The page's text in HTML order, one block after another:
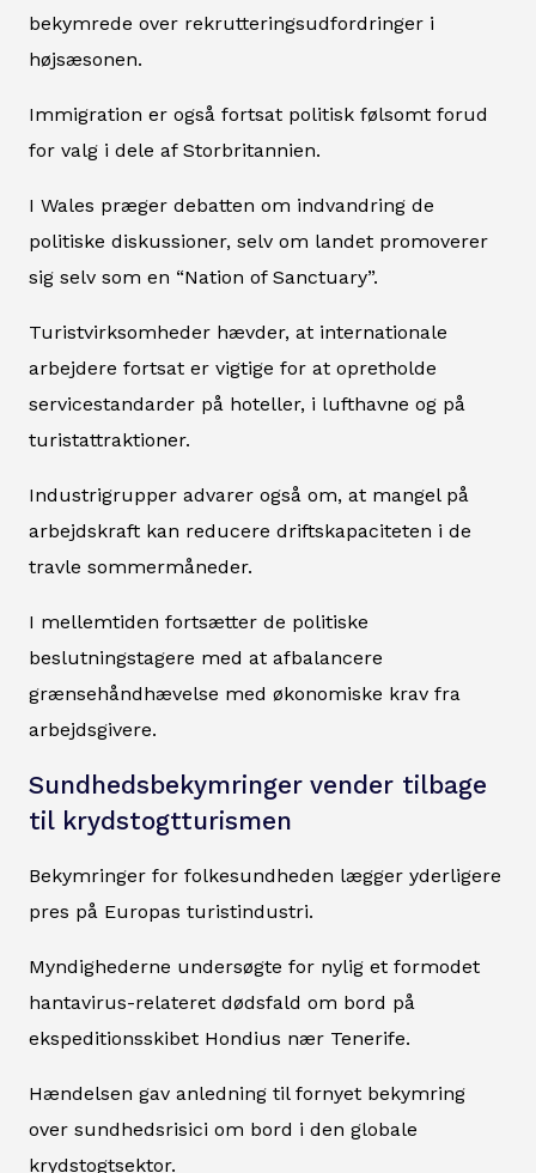
bekymrede over rekrutteringsudfordringer i
højsæsonen.
Immigration er også fortsat politisk følsomt forud
for valg i dele af Storbritannien.
I Wales præger debatten om indvandring de
politiske diskussioner, selv om landet promoverer
sig selv som en “Nation of Sanctuary”.
Turistvirksomheder hævder, at internationale
arbejdere fortsat er vigtige for at opretholde
servicestandarder på hoteller, i lufthavne og på
turistattraktioner.
Industrigrupper advarer også om, at mangel på
arbejdskraft kan reducere driftskapaciteten i de
travle sommermåneder.
I mellemtiden fortsætter de politiske
beslutningstagere med at afbalancere
grænsehåndhævelse med økonomiske krav fra
arbejdsgivere.
Sundhedsbekymringer vender tilbage
til krydstogtturismen
Bekymringer for folkesundheden lægger yderligere
pres på Europas turistindustri.
Myndighederne undersøgte for nylig et formodet
hantavirus-relateret dødsfald om bord på
ekspeditionsskibet Hondius nær Tenerife.
Hændelsen gav anledning til fornyet bekymring
over sundhedsrisici om bord i den globale
krydstogtsektor.